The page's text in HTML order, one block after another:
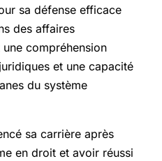
sa défense efficace
des affaires
compréhension
et une capacité
du système
sa carrière après
en droit et avoir réussi